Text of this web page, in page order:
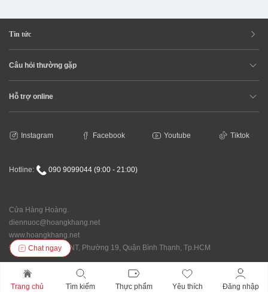
Tin tức
Câu hỏi thường gặp
Hỗ trợ online
Instagram Facebook Youtube Tiktok
Hotline: 090 9099044 (9:00 - 21:00)
Cửa Hàng Hoàng.
diennuoc@hoangkhang.net
www.hoangkhang.net
Địa chỉ: 92/146 XVNT, Phường 19, Quận Bình Thạnh, Tp.HCM
Trang chủ Tìm kiếm Thực phẩm Yêu thích Đăng nhập
Chat ngay